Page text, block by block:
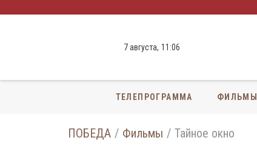
7 августа, 11 :06
ТЕЛЕПРОГРАММА ФИЛЬМЫ
ПОБЕДА Фильмы Тайное окно